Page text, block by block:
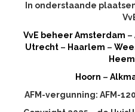
In onderstaande
VvE beheer Amsterdam –
Utrecht– Haarlem –
Hoorn –
AFM-vergunning: AFM-